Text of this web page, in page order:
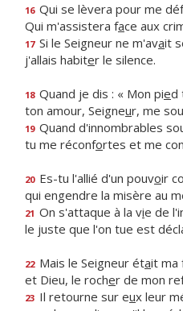
16 Qui se lèvera pour me déf
Qui m'assistera face aux
17 Si le Seigneur ne m'avait
j'allais habiter le silence.
18 Quand je dis : « Mon pied
ton amour, Seigneur, me
19 Quand d'innombrables
tu me réconfortes et me
20 Es-tu l'allié d'un pouvoir
qui engendre la misère au
21 On s'attaque à la vie de
le juste que l'on tue est
22 Mais le Seigneur était ma
et Dieu, le rocher de mon
23 Il retourne sur eux leur